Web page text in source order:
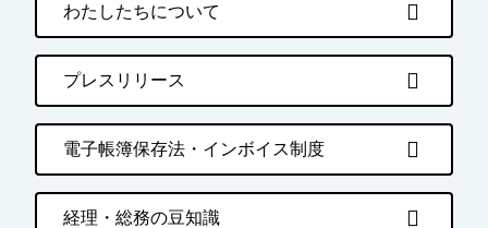
わたしたちについて
プレスリリース
電子帳簿保存法・インボイス制度
経理・総務の豆知識